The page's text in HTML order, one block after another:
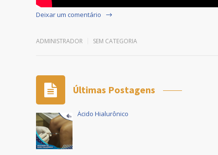
Deixar um comentário
ADMINISTRADOR SEM CATEGORIA
Últimas Postagens
Ácido Hialurônico